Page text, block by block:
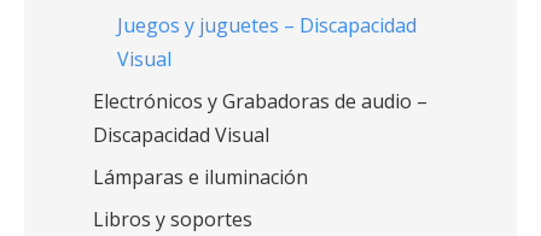
Juegos y juguetes – Discapacidad
Visual
Electrónicos y Grabadoras de audio –
Discapacidad Visual
Lámparas e iluminación
Libros y soportes